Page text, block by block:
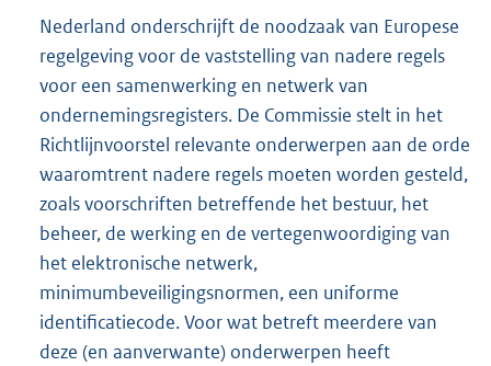
Nederland onderschrijft de noodzaak van Europese
regelgeving voor de vaststelling van nadere regels
voor een samenwerking en netwerk van
ondernemingsregisters. De Commissie stelt in het
Richtlijnvoorstel relevante onderwerpen aan de orde
waaromtrent nadere regels moeten worden gesteld,
zoals voorschriften betreffende het bestuur, het
beheer, de werking en de vertegenwoordiging van
het elektronische netwerk,
minimumbeveiligingsnormen, een uniforme
identificatiecode. Voor wat betreft meerdere van
deze (en aanverwante) onderwerpen heeft